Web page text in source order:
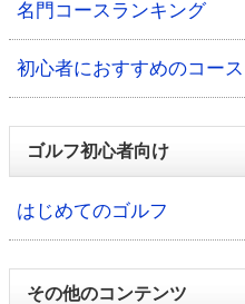
名門コースランキング
初心者におすすめのコー
ゴルフ初心者向け
はじめてのゴルフ
その他のコンテンツ